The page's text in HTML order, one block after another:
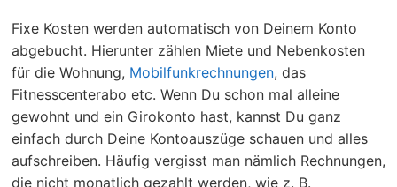
Fixe Kosten werden automatisch von Deinem Konto
abgebucht. Hierunter zählen Miete und Nebenkosten
für die Wohnung, Mobilfunkrechnungen, das
Fitnesscenterabo etc. Wenn Du schon mal alleine
gewohnt und ein Girokonto hast, kannst Du ganz
einfach durch Deine Kontoauszüge schauen und alles
aufschreiben. Häufig vergisst man nämlich Rechnungen,
die nicht monatlich gezahlt werden, wie z. B.